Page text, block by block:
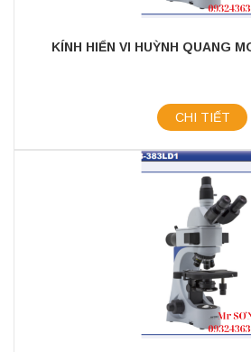
KÍNH HIỂN VI HUỲNH QUANG
CHI TIẾT